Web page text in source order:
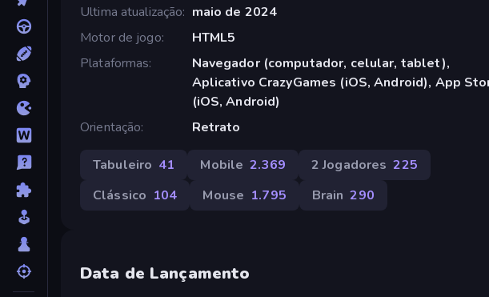
Ultima atualização
maio de 2024
Motor de jogo
HTML5
Plataformas
Navegador (computador, celular, tablet),
Aplicativo CrazyGames (iOS, Android), App
(iOS, Android)
Orientação
Retrato
Tabuleiro 41 Mobile 2.369 2 Jogadores 225
Clássico 104 Mouse 1.795 Brain 290
Data de Lançamento